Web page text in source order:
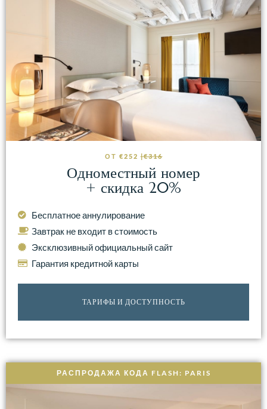
РАСПРОДАЖА КОДА FLASH: PARIS
ОТ €252|€316
Одноместный номер
+ скидка 20%
Бесплатное аннулирование
Завтрак не входит в стоимость
Эксклюзивный официальный сайт
Гарантия кредитной карты
ТАРИФЫ И ДОСТУПНОСТЬ